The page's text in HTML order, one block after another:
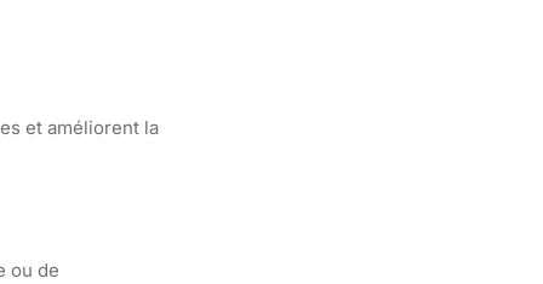
et améliorent la
ou de